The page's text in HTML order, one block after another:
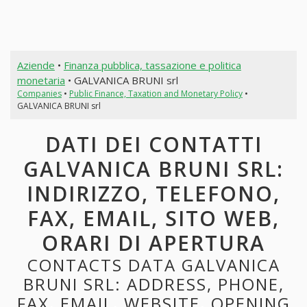
Aziende • Finanza pubblica, tassazione e politica
monetaria • GALVANICA BRUNI srl
Companies• Public Finance, Taxation and Monetary Policy•
GALVANICA BRUNI srl
DATI DEI CONTATTI
GALVANICA BRUNI SRL:
INDIRIZZO, TELEFONO,
FAX, EMAIL, SITO WEB,
ORARI DI APERTURA
CONTACTS DATA GALVANICA
BRUNI SRL: ADDRESS, PHONE,